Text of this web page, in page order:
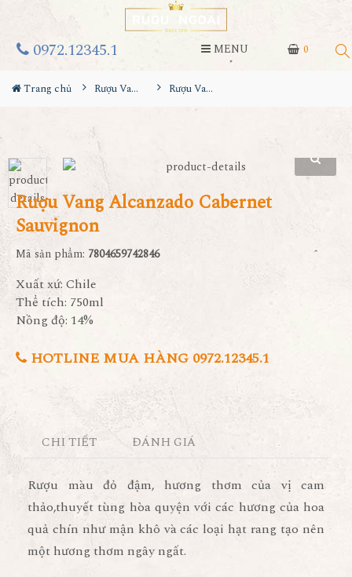
0
0972.12345.1 MENU
Trang chủ Rượu Vang Rượu Vang Alcanzado Cabernet Sauvignon
Rượu Vang Alcanzado Cabernet
Sauvignon
Mã sản phẩm: 7804659742846
Xuất xứ: Chile
Thể tích: 750ml
Nồng độ: 14%
HOTLINE MUA HÀNG 0972.12345.1
CHI TIẾT ĐÁNH GIÁ
Rượu màu đỏ đậm, hương thơm của vị cam
thảo,thuyết tùng hòa quyện với các hương của hoa
quả chín như mận khô và các loại hạt rang tạo nên
một hương thơm ngây ngất.